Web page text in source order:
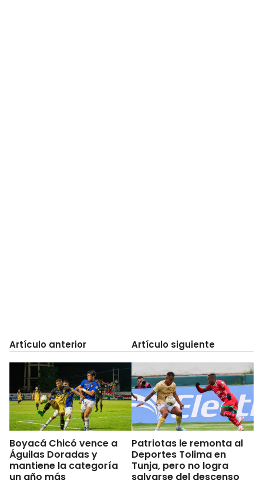
Artículo anterior
Boyacá Chicó vence a
Águilas Doradas y
mantiene la categoría
un año más
Artículo siguiente
Patriotas le remonta al
Deportes Tolima en
Tunja, pero no logra
salvarse del descenso